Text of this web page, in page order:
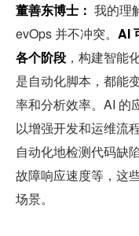
董善东博士： 我的理
evOps 并不冲突。 AI
各个阶段 ，构建智能
是自动化脚本，都能
率和分析效率。AI 的
以增强开发和运维流
自动化地检测代码缺
故障响应速度等，这
场景。